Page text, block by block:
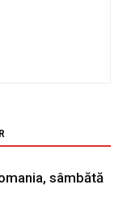
sâmbătă